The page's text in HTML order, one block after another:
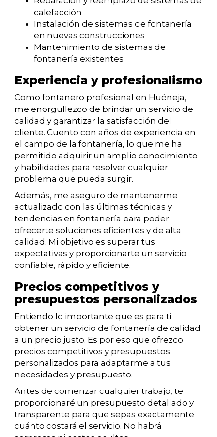
calefacción
Instalación de sistemas de fontanería
en nuevas construcciones
Mantenimiento de sistemas de
fontanería existentes
Experiencia y profesionalismo
Como fontanero profesional en Huéneja,
me enorgullezco de brindar un servicio de
calidad y garantizar la satisfacción del
cliente. Cuento con años de experiencia en
el campo de la fontanería, lo que me ha
permitido adquirir un amplio conocimiento
y habilidades para resolver cualquier
problema que pueda surgir.
Además, me aseguro de mantenerme
actualizado con las últimas técnicas y
tendencias en fontanería para poder
ofrecerte soluciones eficientes y de alta
calidad. Mi objetivo es superar tus
expectativas y proporcionarte un servicio
confiable, rápido y eficiente.
Precios competitivos y
presupuestos personalizados
Entiendo lo importante que es para ti
obtener un servicio de fontanería de calidad
a un precio justo. Es por eso que ofrezco
precios competitivos y presupuestos
personalizados para adaptarme a tus
necesidades y presupuesto.
Antes de comenzar cualquier trabajo, te
proporcionaré un presupuesto detallado y
transparente para que sepas exactamente
cuánto costará el servicio. No habrá